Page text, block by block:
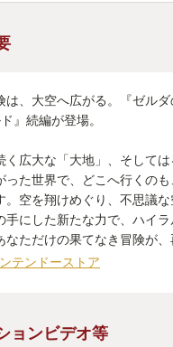
された子供みたいな
ションで走り回って気
る。しかもそれぞれ
山など縦の動きはあ
空から落下するとい
み出す爽快感。上空
いし、重力が軽くな
と一転し、真っ暗で
は、大空へ広がる。『ゼル
』続編が登場。
く広大な「大地」、そして
った世界で、どこへ行くの
。空を翔けめぐり、不思議
手にした新たな力で、ハイ
なただけの果てなき冒険が、
テンドーストア
ョンビデオ等